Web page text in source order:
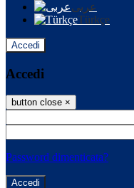
عربى
Türkçe
Accedi
Accedi
button close ×
Password dimenticata?